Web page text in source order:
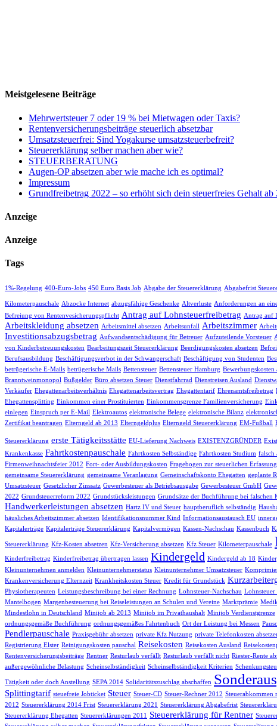
Meistgelesene Beiträge
Mehrwertsteuer 7 oder 19 % bei Mietwagen oder Taxis?
Rentenversicherungsbeiträge steuerlich absetzbar
Umsatzsteuerfrei: Sind Yogakurse umsatzsteuerbefreit?
Steuererklärung selber machen aber wie?
STEUERBERATUNG
Augen-OP absetzen aber wie mache ich es optimal?
Impressum
Grundfreibetrag 2022 – so erhöht sich dein steuerfreies Gehalt ab
Anzeige
Anzeige
Tags
1%-Regelung 400-Euro-Jobs 450 Euro Basis Job Abgabe der Steuererklärung Abgabefrist
Kilometerpauschale Abzocke Internet abzugsfähige Geschenke Altverluste Anforderungen an
Befreiung von Rentenvesicherungspflicht Antrag auf Lohnsteuerfreibetrag Antrag auf
Arbeitskleidung absetzen Arbeitsmittel absetzen Arbeitsunfall Arbeitszimmer
Investitionsabzugsbetrag Aufwandsentschädigung für Betreuer Aufzuteilende Vorsteuer
von Kinderbetreuungskosten Bearbeitungszeit Steuererklärung Beerdigungskosten absetzen
Berufsausbildung Beschäftigungsverbot in der Schwangerschaft Beschäftigung von Studenten
betrügerische E-Mails betrügerische Mails Bettensteuer Bettensteuer Hamburg Bewerbungskosten
Branntweinmonopol Bußgelder Büro absetzen Steuer Dienstfahrrad Dienstreisen Ausland
Verkäufer Ehegattenarbeitsverhältnis Ehegattenarbeitsvertrag Ehegattentarif Ehrenamtsfreibetrag
Ehegattensplitting Einkommen einer Prostituierten Einkommensgrenze Familienversicherung
einlegen Einspruch per E-Mail Elektroautos elektronische Belege elektronische Bilanz
Zertifikat beantragen Elterngeld ab 2013 Elterngeldplus Elterngeld Steuererklärung EM-Fußball
Steuererklärung erste Tätigkeitsstätte EU-Lieferung Nachweis EXISTENZGRÜNDER
Krankenkasse Fahrtkostenpauschale Fahrtkosten Selbständige Fahrtkosten Studium falsch
Firmenweihnachtsfeier 2012 Fort- oder Ausbildungskosten Fragebogen zur steuerlichen Erfassung
gemeinsame Steuererklärung gemeinsame Veranlagung Gemeinschaftskonto Ehegatten geplante
Umsatzsteuer Gesetzlicher Zinssatz Gewerbesteuer als Betriebsausgabe Gewerbesteuer GmbH
2022 Grundsteuerreform 2022 Grundstücksleistungen Grundsätze der Buchführung bei falschen
Handwerkerleistungen absetzen Hartz IV und Steuer hauptberuflich selbständig
häusliches Arbeitszimmer absetzen Identifikationsnummer Kind Informationsaustausch EU
Kapitalerträge Kapitalerträge Steuererklärung Kapitalvermögen Kassen-Nachschau Kassenbuch
Steuererklärung Kfz-Kosten absetzen Kfz-Versicherung absetzen Kfz Steuer Kilometerpauschale
Kinderfreibetrag Kinderfreibetrag übertragen lassen Kindergeld Kindergeld ab 18
Kleinunternehmen anmelden Kleinunternehmerstatus Kleinunternehmer Umsatzsteuer
Krankenversicherung Elternzeit Krankheitskosten Steuer Kredit für Grundstück
Physiotherapeuten Leistungsbeschreibung bei einer Rechnung Lohnsteuer-Nachschau Lohnsteuer
Mantelbogen Margenbesteuerung bei Reiseleistungen an Schulen und Vereine Marktprämie
Mindestlohn in Deutschland Minijob ab 2013 Minijob im Privathaushalt Minijob Verdienstgrenze
ordnungsgemäße Buchführung ordnungsgemäßes Fahrtenbuch Ort der Leistung bei Messen
Pendlerpauschale Praxisgebühr absetzen private Kfz Nutzung private Telefonkosten
Registrierung Elster Reinigungskosten pauschal Reisekosten Reisekosten Ausland
Rentenversicherungsbeiträge Rentner Resturlaub verfällt Resturlaub verfällt nicht Riester-Rente
außergewöhnliche Belastung Scheinselbständigkeit Scheinselbständigkeit Kriterien
Tätigkeit oder doch Anstellung SEPA 2014 Solidaritätszuschlag abschaffen
Splittingtarif steuefreie Jobticket Steuer Steuer-CD Steuer-Rechner 2012 Steuerabkommen
2012 Steuererklärung 2014 Frist Steuererklärung 2021 Steuererklärung Abgabefrist
Steuererklärung Ehegatten Steuererklärungen 2011 Steuererklärung für Rentner